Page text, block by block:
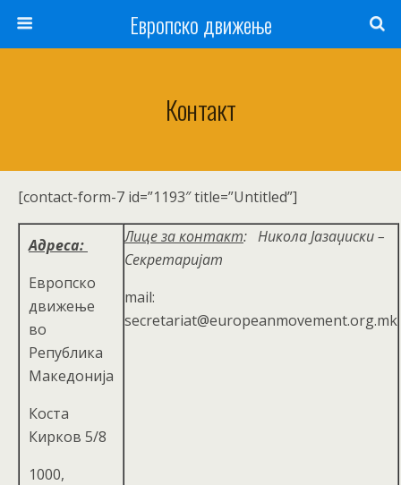
Европско движење
Контакт
[contact-form-7 id=”1193″ title=”Untitled”]
Адреса:
Европско
движење
во
Република
Македонија
Коста
Кирков 5/8
1000,
Лице за контакт: Никола Јазаџиски –
Секретаријат
mail:
secretariat@europeanmovement.org.mk